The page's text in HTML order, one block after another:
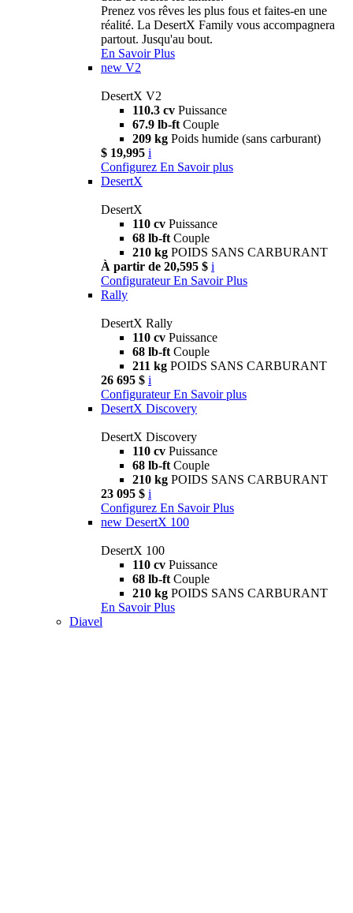
Prenez vos rêves les plus fous et faites-en une
réalité. La DesertX Family vous accompagnera
partout. Jusqu'au bout.
En Savoir Plus
new V2
DesertX V2
110.3 cv Puissance
67.9 lb-ft Couple
209 kg Poids humide (sans carburant)
$ 19,995 i
Configurez En Savoir plus
DesertX
DesertX
110 cv Puissance
68 lb-ft Couple
210 kg POIDS SANS CARBURANT
À partir de 20,595 $ i
Configurateur En Savoir Plus
Rally
DesertX Rally
110 cv Puissance
68 lb-ft Couple
211 kg POIDS SANS CARBURANT
26 695 $ i
Configurateur En Savoir plus
DesertX Discovery
DesertX Discovery
110 cv Puissance
68 lb-ft Couple
210 kg POIDS SANS CARBURANT
23 095 $ i
Configurez En Savoir Plus
new DesertX 100
DesertX 100
110 cv Puissance
68 lb-ft Couple
210 kg POIDS SANS CARBURANT
En Savoir Plus
Diavel